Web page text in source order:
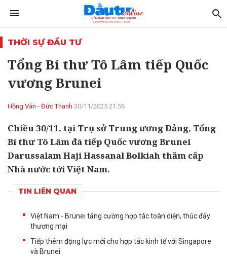
THỜI SỰ ĐẦU TƯ
Tổng Bí thư Tô Lâm tiếp Quốc
vương Brunei
Hồng Vân - Đức Thanh 30/11/2025 21:56
Chiều 30/11, tại Trụ sở Trung ương Đảng, Tổng
Bí thư Tô Lâm đã tiếp Quốc vương Brunei
Darussalam Haji Hassanal Bolkiah thăm cấp
Nhà nước tới Việt Nam.
TIN LIÊN QUAN
Việt Nam - Brunei tăng cường hợp tác toàn diện, thúc đẩy
thương mại
Tiếp thêm động lực mới cho hợp tác kinh tế với Singapore
và Brunei